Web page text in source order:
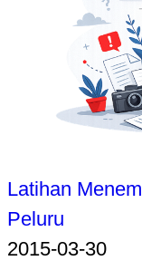
Latihan
Peluru
2015-03-30